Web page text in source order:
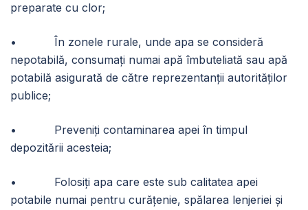
preparate cu clor;
• În zonele rurale, unde apa se consideră
nepotabilă, consumați numai apă îmbuteliată sau apă
potabilă asigurată de către reprezentanții autorităţilor
publice;
• Preveniţi contaminarea apei în timpul
depozitării acesteia;
• Folosiți apa care este sub calitatea apei
potabile numai pentru curățenie, spălarea lenjeriei și